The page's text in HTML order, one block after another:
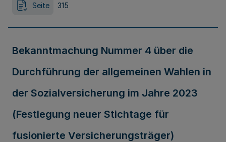
Seite 315
Bekanntmachung Nummer 4 über die
Durchführung der allgemeinen Wahlen in
der Sozialversicherung im Jahre 2023
(Festlegung neuer Stichtage für
fusionierte Versicherungsträger)